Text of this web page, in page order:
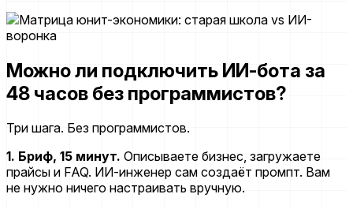
Можно ли подключить ИИ-бота за
48 часов без программистов?
Три шага. Без программистов.
1. Бриф, 15 минут. Описываете бизнес, загружаете
прайсы и FAQ. ИИ-инженер сам создаёт промпт. Вам
не нужно ничего настраивать вручную.